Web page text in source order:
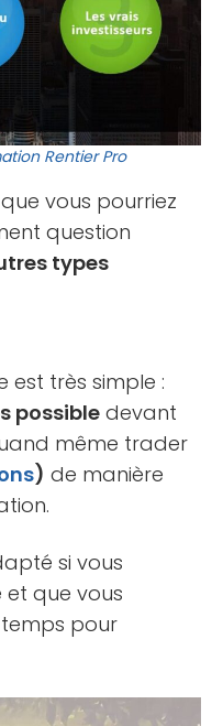
Rentier Pro
vous pourriez
question
types
est très simple :
possibledevant
même trader
) de manière
si vous
que vous
temps pour